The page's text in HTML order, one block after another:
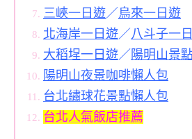
三峽一日遊／烏來一日遊
北海岸一日遊／八斗子一
大稻埕一日遊／ 陽明山景
陽明山夜景咖啡懶人包
台北繡球花景點懶人包
台北人氣飯店推薦